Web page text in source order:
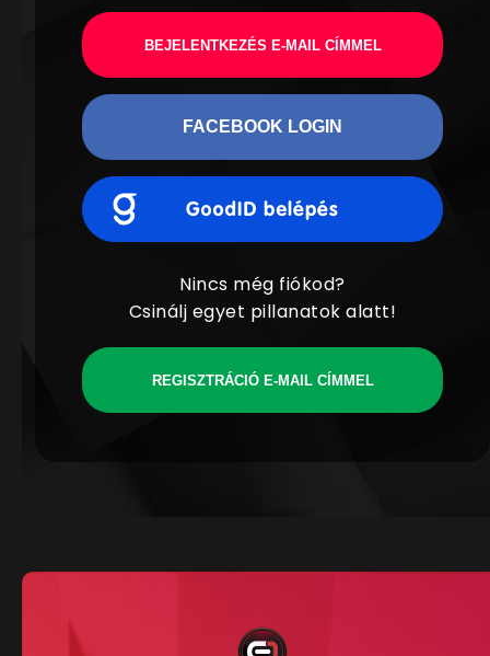
BEJELENTKEZÉS E-MAIL CÍMMEL
FACEBOOK LOGIN
Nincs még fiókod?
Csinálj egyet pillanatok alatt!
REGISZTRÁCIÓ E-MAIL CÍMMEL